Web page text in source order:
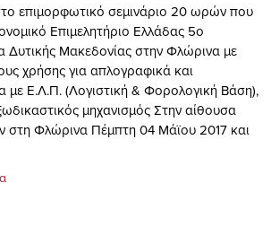
επιμορφωτικό σεμινάριο 20 ωρών που
Επιμελητήριο Ελλάδας 5ο
Δυτικής Μακεδονίας στην Φλώρινα με
χρήσης για απλογραφικά και
με Ε.Λ.Π. (Λογιστική & Φορολογική Βάση),
μηχανισμός Στην αίθουσα
στη Φλώρινα Πέμπτη 04 Μάϊου 2017 και